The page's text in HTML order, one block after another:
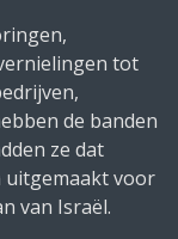
tot
de banden
ze dat
uitgemaakt voor
van Israël.